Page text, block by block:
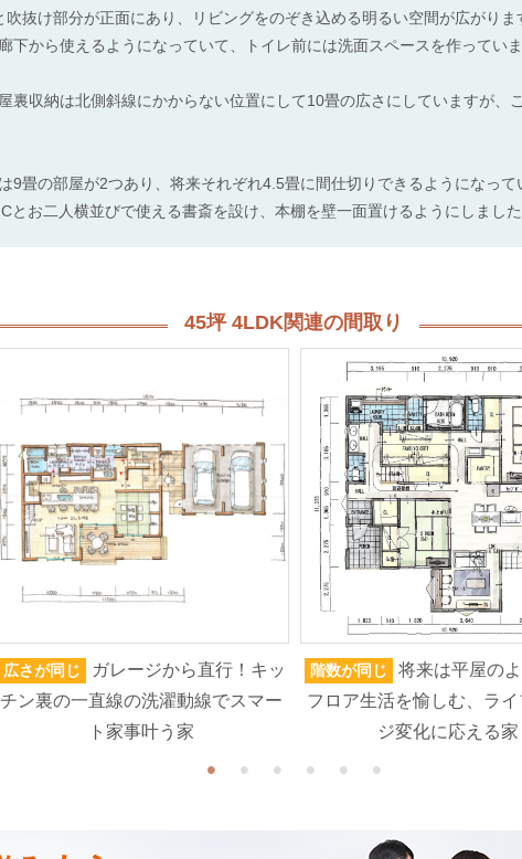
吹抜け部分が正面にあり、リビングをのぞき込める明るい空間が広がりま
下から使えるようになっていて、トイレ前には洗面スペースを作っていま
裏収納は北側斜線にかからない位置にして10畳の広さにしていますが、
9畳の部屋が2つあり、将来それぞれ4.5畳に間仕切りできるようになって
とお二人横並びで使える書斎を設け、本棚を壁一面置けるようにしました
45坪 4LDK関連の間取り
広さが同じ
ガレージから直行！キッ
チン裏の一直線の洗濯動線でスマー
ト家事叶う家
階数が同じ
将来は平屋の
フロア生活を愉しむ、ラ
ジ変化に応える家